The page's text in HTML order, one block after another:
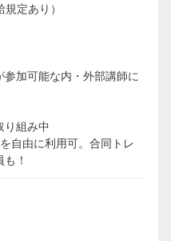
定あり）
参加可能な内・外部講師に
り組み中
自由に利用可。合同トレ
！